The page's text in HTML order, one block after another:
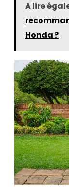
A lire
Honda ?